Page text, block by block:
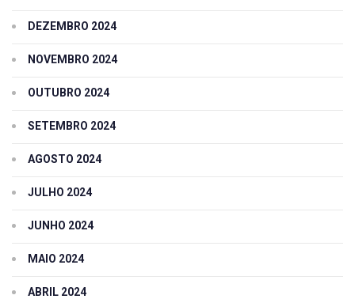
DEZEMBRO 2024
NOVEMBRO 2024
OUTUBRO 2024
SETEMBRO 2024
AGOSTO 2024
JULHO 2024
JUNHO 2024
MAIO 2024
ABRIL 2024